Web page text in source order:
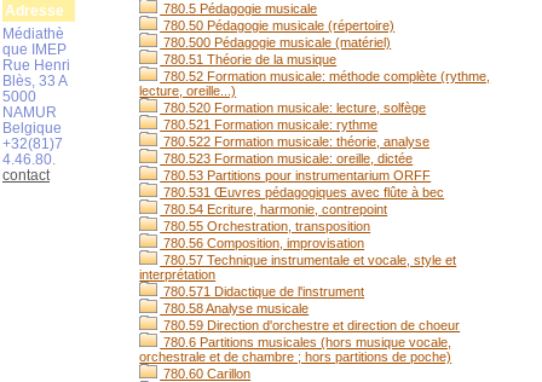
780.5 Pédagogie musicale
780.50 Pédagogie musicale (répertoire)
780.500 Pédagogie musicale (matériel)
780.51 Théorie de la musique
780.52 Formation musicale: méthode complète (rythme,
lecture, oreille...)
780.520 Formation musicale: lecture, solfège
780.521 Formation musicale: rythme
780.522 Formation musicale: théorie, analyse
780.523 Formation musicale: oreille, dictée
780.53 Partitions pour instrumentarium ORFF
780.531 Œuvres pédagogiques avec flûte à bec
780.54 Ecriture, harmonie, contrepoint
780.55 Orchestration, transposition
780.56 Composition, improvisation
780.57 Technique instrumentale et vocale, style et
interprétation
780.571 Didactique de l'instrument
780.58 Analyse musicale
780.59 Direction d'orchestre et direction de choeur
780.6 Partitions musicales (hors musique vocale,
orchestrale et de chambre ; hors partitions de poche)
780.60 Carillon
Adresse
Médiathè
que IMEP
Rue Henri
Blès, 33 A
5000
NAMUR
Belgique
+32(81)7
4.46.80.
contact